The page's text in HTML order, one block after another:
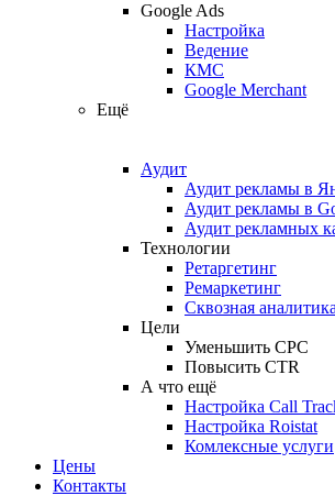
Google Ads
Настройка
Ведение
КМС
Google Merchant
Ещё
Аудит
Аудит рекламы в
Аудит рекламы в
Аудит рекламных
Технологии
Ретаргетинг
Ремаркетинг
Сквозная аналитика
Цели
Уменьшить CPC
Повысить CTR
А что ещё
Настройка Call
Настройка Roistat
Комлексные услуги
Цены
Контакты